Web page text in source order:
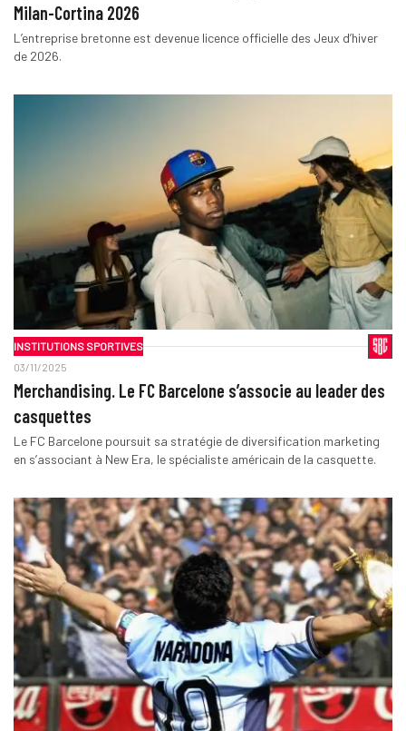
Milan-Cortina 2026
L’entreprise bretonne est devenue licence officielle des Jeux d’hiver
de 2026.
INSTITUTIONS SPORTIVES
03/11/2025
Merchandising. Le FC Barcelone s’associe au leader des
casquettes
Le FC Barcelone poursuit sa stratégie de diversification marketing
en s’associant à New Era, le spécialiste américain de la casquette.